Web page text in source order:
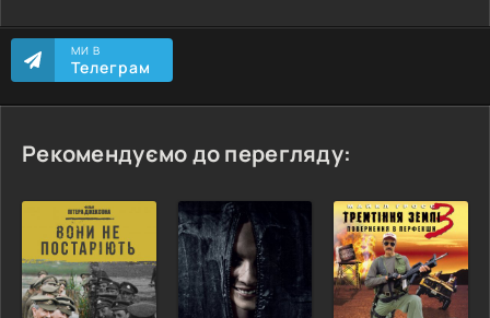
МИ В
Телеграм
Рекомендуємо до перегляду: